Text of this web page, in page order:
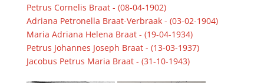
Petrus Cornelis Braat - (08-04-1902)
Adriana Petronella Braat-Verbraak - (03-02-1904)
Maria Adriana Helena Braat - (19-04-1934)
Petrus Johannes Joseph Braat - (13-03-1937)
Jacobus Petrus Maria Braat - (31-10-1943)